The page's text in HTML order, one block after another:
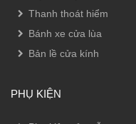
Thanh thoát hiểm
Bánh xe cửa lùa
Bản lề cửa kính
PHỤ KIỆN